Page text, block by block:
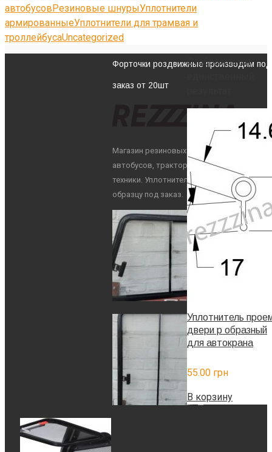
автобусовРезиновые шнурыУплотнители
армированныеУплотнители для трамвая и
троллейбусаUncategorized
Отображается
Уплотнитель
двери р образный
для автокрана
55.00 грн
В корзину
Форточки роздвижные производим под
заказ от 20шт
Магазин резиновых уплотнителей для
автобусов, тракторов и другой
техники. Уплотнители по Вашему
образцу под заказ.